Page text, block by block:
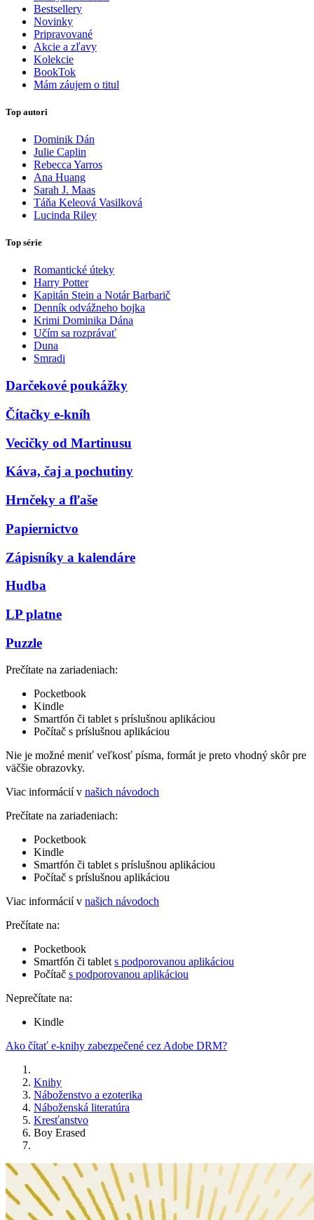
Bestsellery
Novinky
Pripravované
Akcie a zľavy
Kolekcie
BookTok
Mám záujem o titul
Top autori
Dominik Dán
Julie Caplin
Rebecca Yarros
Ana Huang
Sarah J. Maas
Táňa Keleová Vasilková
Lucinda Riley
Top série
Romantické úteky
Harry Potter
Kapitán Stein a Notár Barbarič
Denník odvážneho bojka
Krimi Dominika Dána
Učím sa rozprávať
Duna
Smradi
Darčekové poukážky
Čítačky e-kníh
Vecičky od Martinusu
Káva, čaj a pochutiny
Hrnčeky a fľaše
Papiernictvo
Zápisníky a kalendáre
Hudba
LP platne
Puzzle
Prečítate na zariadeniach:
Pocketbook
Kindle
Smartfón či tablet s príslušnou aplikáciou
Počítač s príslušnou aplikáciou
Nie je možné meniť veľkosť písma, formát je preto vhodný skôr pre
väčšie obrazovky.
Viac informácií v našich návodoch
Prečítate na zariadeniach:
Pocketbook
Kindle
Smartfón či tablet s príslušnou aplikáciou
Počítač s príslušnou aplikáciou
Viac informácií v našich návodoch
Prečítate na:
Pocketbook
Smartfón či tablet s podporovanou aplikáciou
Počítač s podporovanou aplikáciou
Neprečítate na:
Kindle
Ako čítať e-knihy zabezpečené cez Adobe DRM?
Knihy
Náboženstvo a ezoterika
Náboženská literatúra
Kresťanstvo
Boy Erased